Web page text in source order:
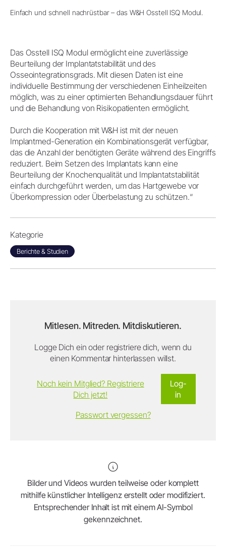
Einfach und schnell nachrüstbar – das W&H Osstell ISQ Modul.
Das Osstell ISQ Modul ermöglicht eine zuverlässige
Beurteilung der Implantatstabilität und des
Osseointegrationsgrads. Mit diesen Daten ist eine
individuelle Bestimmung der verschiedenen Einheilzeiten
möglich, was zu einer optimierten Behandlungsdauer führt
und die Behandlung von Risikopatienten ermöglicht.
Durch die Kooperation mit W&H ist mit der neuen
Implantmed-Generation ein Kombinationsgerät verfügbar,
das die Anzahl der benötigten Geräte während des Eingriffs
reduziert. Beim Setzen des Implantats kann eine
Beurteilung der Knochenqualität und Implantatstabilität
einfach durchgeführt werden, um das Hartgewebe vor
Überkompression oder Überbelastung zu schützen.“
Kategorie
Berichte & Studien
Mitlesen. Mitreden. Mitdiskutieren.
Logge Dich ein oder registriere dich, wenn du
einen Kommentar hinterlassen willst.
Log-
in
Noch kein Mitglied? Registriere
Dich jetzt!
Passwort vergessen?
Bilder und Videos wurden teilweise oder komplett
mithilfe künstlicher Intelligenz erstellt oder modifiziert.
Entsprechender Inhalt ist mit einem AI-Symbol
gekennzeichnet.